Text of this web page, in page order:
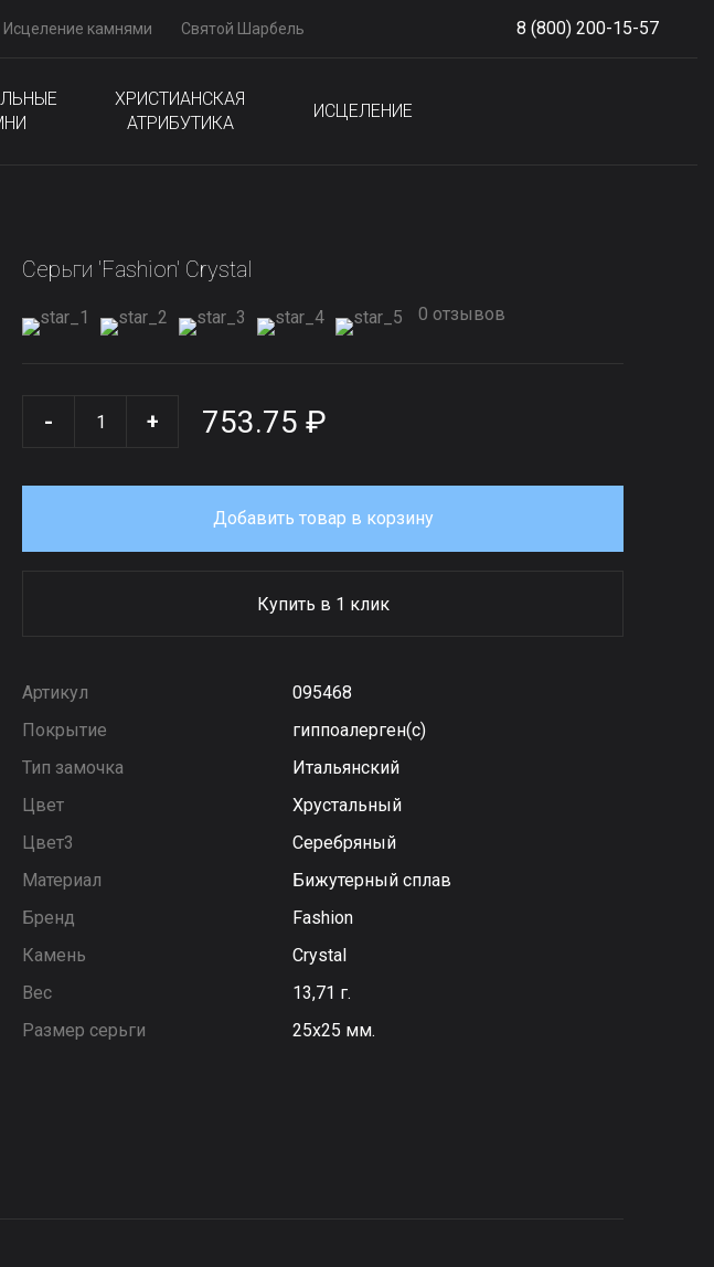
Исцеление камнями Святой Шарбель 8 (800) 200-15-57
ХРИСТИАНСКАЯ
АТРИБУТИКА
ИСЦЕЛЕНИЕ
Серьги 'Fashion' Сrystal
0 отзывов
- + 753.75 ₽
Добавить товар в корзину
Купить в 1 клик
Артикул
095468
Покрытие
гиппоалерген(с)
Тип замочка
Итальянский
Цвет
Хрустальный
Цвет3
Серебряный
Материал
Бижутерный сплав
Бренд
Fashion
Камень
Сrystal
Вес
13,71 г.
Размер серьги
25х25 мм.